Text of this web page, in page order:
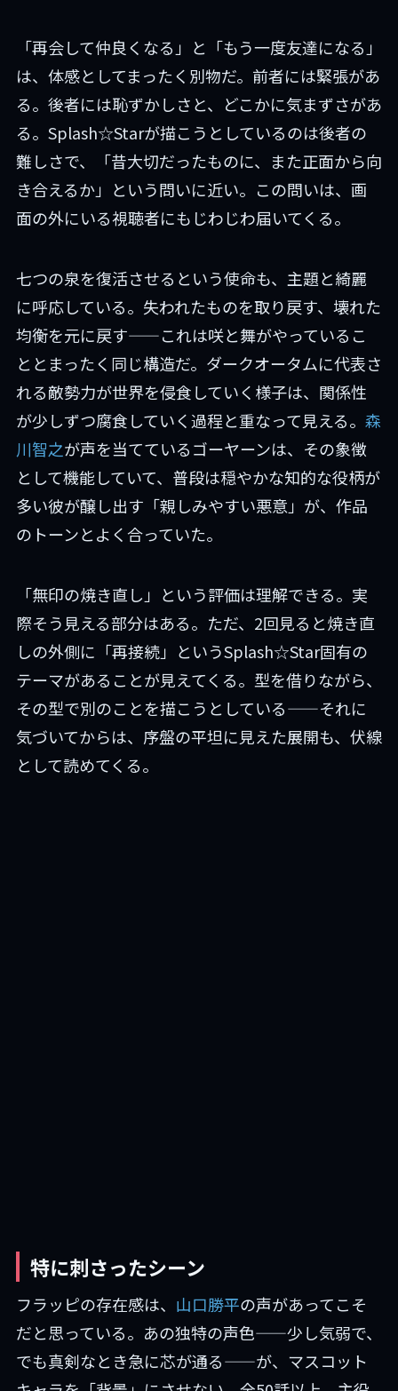
「再会して仲良くなる」と「もう一度友達になる」
は、体感としてまったく別物だ。前者には緊張があ
る。後者には恥ずかしさと、どこかに気まずさがあ
る。Splash☆Starが描こうとしているのは後者の
難しさで、「昔大切だったものに、また正面から向
き合えるか」という問いに近い。この問いは、画
面の外にいる視聴者にもじわじわ届いてくる。
七つの泉を復活させるという使命も、主題と綺麗
に呼応している。失われたものを取り戻す、壊れた
均衡を元に戻す——これは咲と舞がやっているこ
ととまったく同じ構造だ。ダークオータムに代表さ
れる敵勢力が世界を侵食していく様子は、関係性
が少しずつ腐食していく過程と重なって見える。 森
川智之が声を当てているゴーヤーンは、その象徴
として機能していて、普段は穏やかな知的な役柄が
多い彼が醸し出す「親しみやすい悪意」が、作品
のトーンとよく合っていた。
「無印の焼き直し」という評価は理解できる。実
際そう見える部分はある。ただ、2回見ると焼き直
しの外側に「再接続」というSplash☆Star固有の
テーマがあることが見えてくる。型を借りながら、
その型で別のことを描こうとしている——それに
気づいてからは、序盤の平坦に見えた展開も、伏線
として読めてくる。
特に刺さったシーン
フラッピの存在感は、 山口勝平の声があってこそ
だと思っている。あの独特の声色——少し気弱で、
でも真剣なとき急に芯が通る——が、マスコット